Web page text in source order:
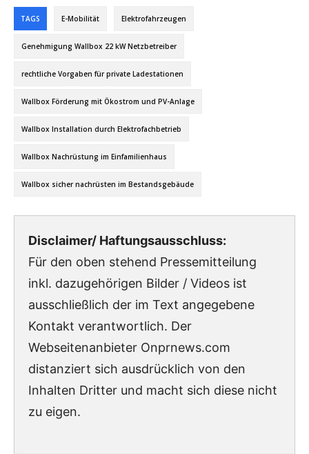
TAGS E-Mobilität Elektrofahrzeugen
Genehmigung Wallbox 22 kW Netzbetreiber
rechtliche Vorgaben für private Ladestationen
Wallbox Förderung mit Ökostrom und PV-Anlage
Wallbox Installation durch Elektrofachbetrieb
Wallbox Nachrüstung im Einfamilienhaus
Wallbox sicher nachrüsten im Bestandsgebäude
Disclaimer/ Haftungsausschluss:
Für den oben stehend Pressemitteilung
inkl. dazugehörigen Bilder / Videos ist
ausschließlich der im Text angegebene
Kontakt verantwortlich. Der
Webseitenanbieter Onprnews.com
distanziert sich ausdrücklich von den
Inhalten Dritter und macht sich diese nicht
zu eigen.